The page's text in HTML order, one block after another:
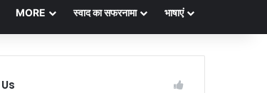
MORE स्वाद का सफरनामा भाषाएं